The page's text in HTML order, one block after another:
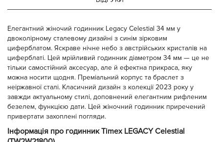
Елегантний жіночий годинник Legacy Celestial 34 мм у
двоколірному сталевому дизайні з синім зірковим
циферблатом. Яскраве нічне небо з австрійських кристалів на
циферблаті. Цей мрійливий годинник діаметром 34 мм — це не
тільки самостійний аксесуар, але й ефектна прикраса, яку
можна носити щодня. Преміальний корпус та браслет з
неіржавної сталі. Класичний дизайн з колекції 2023 року у
завжди актуальному стилі, доповнений елегантним рифленим
безелем, функцією дати. Цей жіночний годинник приречений
привертати захоплені погляди.
Інформація про годинник Timex LEGACY Celestial